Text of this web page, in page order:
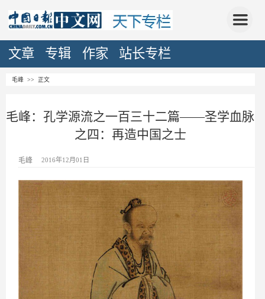
文章 专辑 作家 站长专栏
毛峰 >> 正文
毛峰：孔学源流之一百三十二篇——圣学血脉
之四：再造中国之士
毛峰 2016年12月01日